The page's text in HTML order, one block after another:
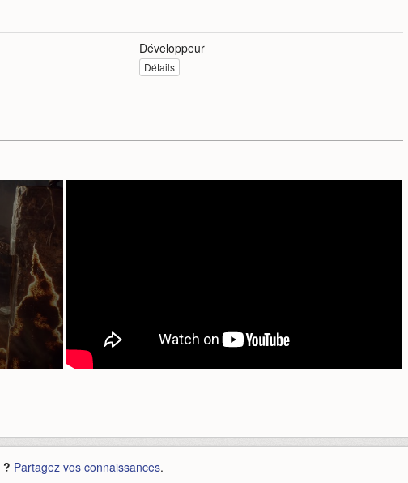
Développeur
Détails
? Partagez vos connaissances.